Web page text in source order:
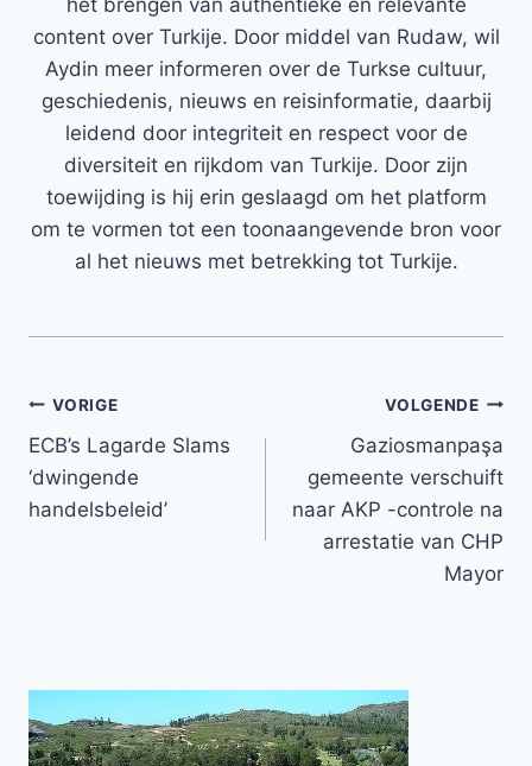
het brengen van authentieke en relevante
content over Turkije. Door middel van Rudaw, wil
Aydin meer informeren over de Turkse cultuur,
geschiedenis, nieuws en reisinformatie, daarbij
leidend door integriteit en respect voor de
diversiteit en rijkdom van Turkije. Door zijn
toewijding is hij erin geslaagd om het platform
om te vormen tot een toonaangevende bron voor
al het nieuws met betrekking tot Turkije.
Bericht
navigatie
VORIGE
ECB’s Lagarde Slams
‘dwingende
handelsbeleid’
VOLGENDE
Gaziosmanpaşa
gemeente verschuift
naar AKP -controle na
arrestatie van CHP
Mayor